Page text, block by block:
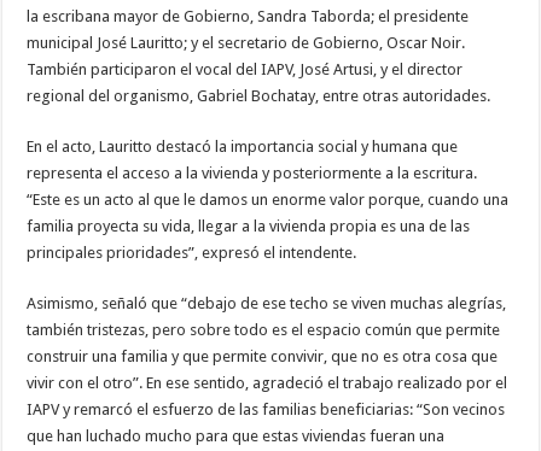
la escribana mayor de Gobierno, Sandra Taborda; el presidente
municipal José Lauritto; y el secretario de Gobierno, Oscar Noir.
También participaron el vocal del IAPV, José Artusi, y el director
regional del organismo, Gabriel Bochatay, entre otras autoridades.
En el acto, Lauritto destacó la importancia social y humana que
representa el acceso a la vivienda y posteriormente a la escritura.
“Este es un acto al que le damos un enorme valor porque, cuando una
familia proyecta su vida, llegar a la vivienda propia es una de las
principales prioridades”, expresó el intendente.
Asimismo, señaló que “debajo de ese techo se viven muchas alegrías,
también tristezas, pero sobre todo es el espacio común que permite
construir una familia y que permite convivir, que no es otra cosa que
vivir con el otro”. En ese sentido, agradeció el trabajo realizado por el
IAPV y remarcó el esfuerzo de las familias beneficiarias: “Son vecinos
que han luchado mucho para que estas viviendas fueran una